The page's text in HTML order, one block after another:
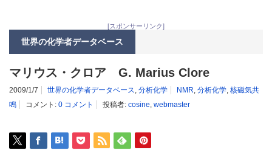
[スポンサーリンク]
世界の化学者データベース
マリウス・クロア G. Marius Clore
2009/1/7 世界の化学者データベース, 分析化学 NMR, 分析化学, 核磁気共
鳴
コメント: 0 コメント 投稿者: cosine, webmaster